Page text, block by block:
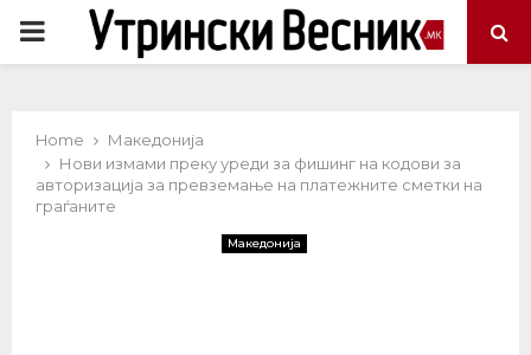
PRIMARY
Home
Македонија
Нови измами преку уреди за фишинг на кодови за
авторизација за превземање на платежните сметки на
граѓаните
Македонија